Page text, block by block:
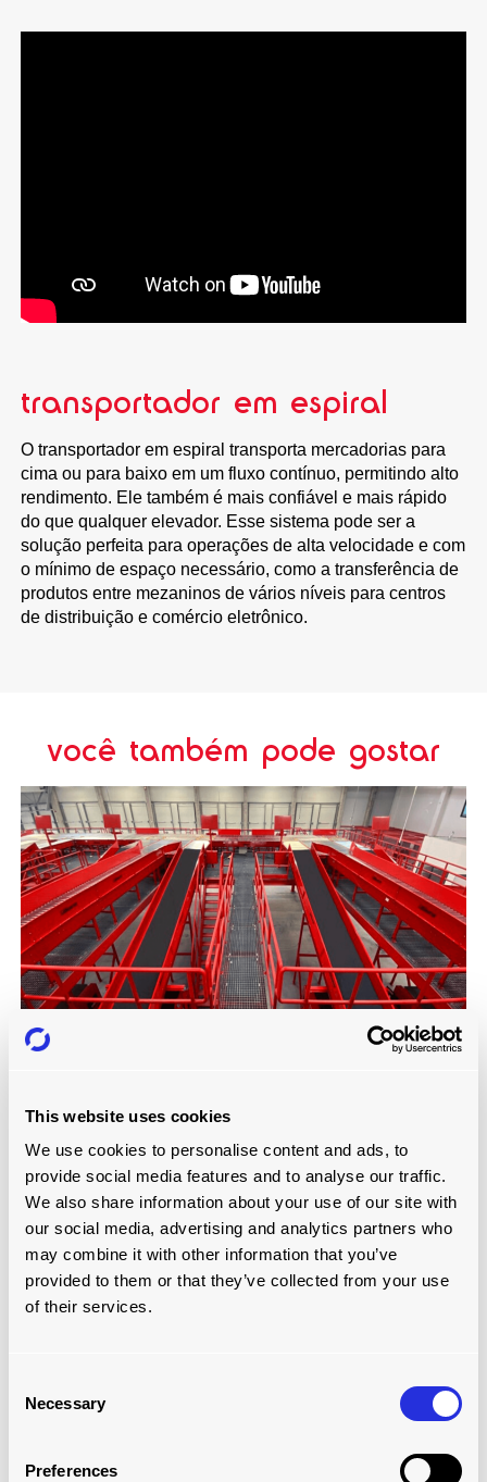
This website uses cookies
We use cookies to personalise content and ads, to
provide social media features and to analyse our traffic.
We also share information about your use of our site with
our social media, advertising and analytics partners who
may combine it with other information that you’ve
provided to them or that they’ve collected from your use
of their services.
Selection
Necessary
Preferences
transportador em espiral
O transportador em espiral transporta mercadorias para
cima ou para baixo em um fluxo contínuo, permitindo alto
rendimento. Ele também é mais confiável e mais rápido
do que qualquer elevador. Esse sistema pode ser a
solução perfeita para operações de alta velocidade e com
o mínimo de espaço necessário, como a transferência de
produtos entre mezaninos de vários níveis para centros
de distribuição e comércio eletrônico.
você também pode gostar
TRANSPORTADORES DE CORREIA